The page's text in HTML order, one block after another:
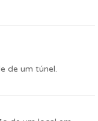
de um túnel.